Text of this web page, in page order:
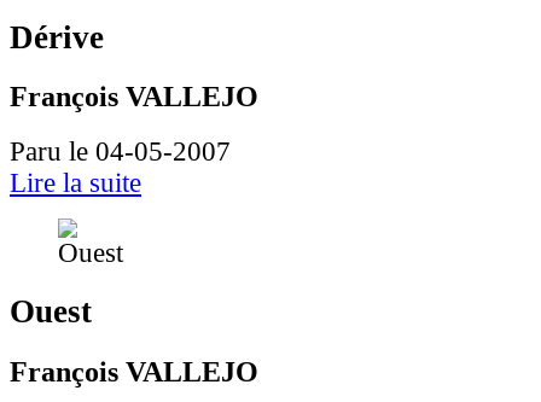
Dérive
François VALLEJO
Paru le 04-05-2007
Lire la suite
Ouest
François VALLEJO